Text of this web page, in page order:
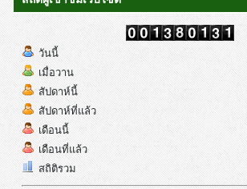
วันนี้
เมื่อวาน
สัปดาห์นี้
สัปดาห์ที่แล้ว
เดือนนี้
เดือนที่แล้ว
สถิติรวม